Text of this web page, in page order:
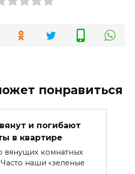
понравиться
и погибают
в квартире
вянущих комнатных
наши «зеленые